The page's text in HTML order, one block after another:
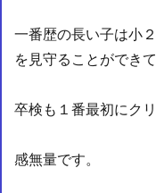
一番歴の長い子は小
を見守ることができて
卒検も１番最初にク
感無量です。